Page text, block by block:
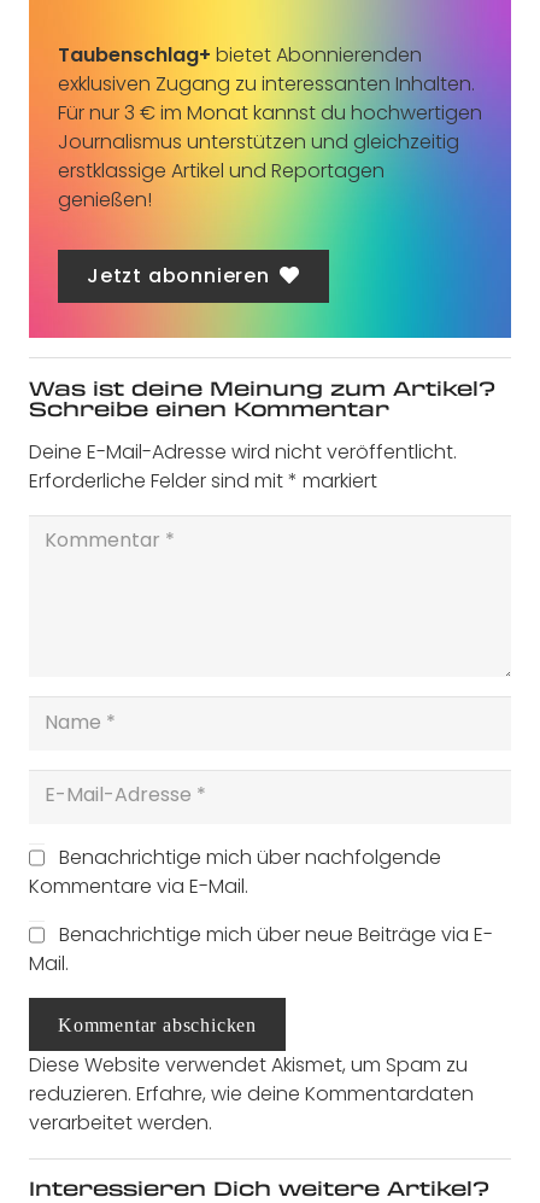
Taubenschlag+ bietet Abonnierenden
exklusiven Zugang zu interessanten Inhalten.
Für nur 3 € im Monat kannst du hochwertigen
Journalismus unterstützen und gleichzeitig
erstklassige Artikel und Reportagen
genießen!
Jetzt abonnieren
Was ist deine Meinung zum Artikel?
Schreibe einen Kommentar
Deine E-Mail-Adresse wird nicht veröffentlicht.
Erforderliche Felder sind mit* markiert
Benachrichtige mich über nachfolgende
Kommentare via E-Mail.
Benachrichtige mich über neue Beiträge via E-
Mail.
Kommentar abschicken
Diese Website verwendet Akismet, um Spam zu
reduzieren. Erfahre, wie deine Kommentardaten
verarbeitet werden.
Interessieren Dich weitere Artikel?